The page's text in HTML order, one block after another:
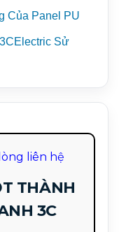
Của Panel PU
Sử
liên hệ
THÀNH
3C